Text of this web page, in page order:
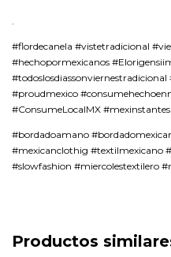
#flordecanela #vistetradicional
#hechopormexicanos
#proudmexico
#ConsumeLocalMX #mexinstantes
#bordadoamano
#mexicanclothig #textilmexicano
#slowfashion #miercolestextilero
Productos